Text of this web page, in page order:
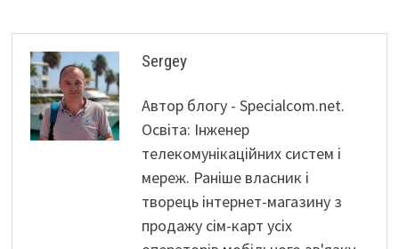
Sergey
Автор блогу - Specialcom.net.
Освіта: Інженер
телекомунікаційних систем і
мереж. Раніше власник і
творець інтернет-магазину з
продажу сім-карт усіх